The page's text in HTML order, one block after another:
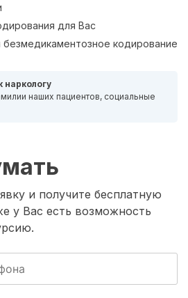
для Вас
кодирование
наркологу
наших пациентов, социальные
и получите бесплатную
у Вас есть возможность